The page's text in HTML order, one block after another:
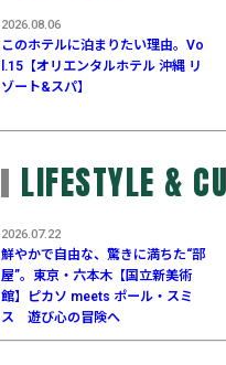
このホテルに泊まりたい理由。Vo
l.15【オリエンタルホテル 沖縄 リ
ゾート&スパ】
2026.08.06
LIFESTYLE &
鮮やかで自由な、驚きに満ちた“部
屋”。東京・六本木【国立新美術
館】ピカソ meets ポール・スミ
ス 遊び心の冒険へ
2026.07.22